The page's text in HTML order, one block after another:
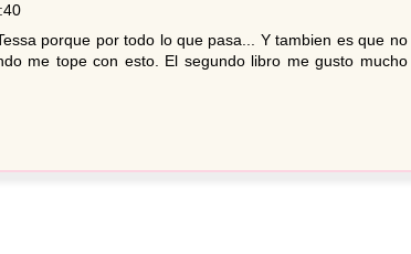
porque por todo lo que pasa... Y tambien es que no
me tope con esto. El segundo libro me gusto mucho